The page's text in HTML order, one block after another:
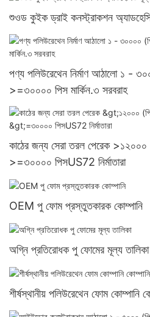
শুওড কুইক ড্রাই কনস্ট্রাকশন
পণ্য পলিউরেথেন নির্মাণ আঠালো ১ -
>=৩০০০০ পিস মার্কিন.৩ সরবরাহ
কাঠের জন্য সেরা তরল পেরেক
>=৩০০০০ পিসUS72 নির্মাতারা
OEM পু ফোম প্রস্তুতকারক কোম্পানি
অগ্নি প্রতিরোধক পু ফোমের মূল্য তালিকা
শীর্ষস্থানীয় পলিউরেথেন ফোম কোম্পানি